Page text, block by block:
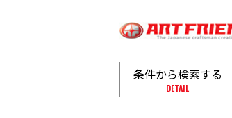
条件から検索する
DETAIL